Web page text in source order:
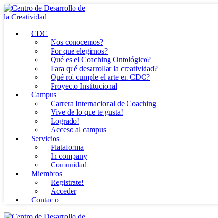
Skip
to
CDC
Nos conocemos?
Por qué elegirnos?
Qué es el Coaching Ontológico?
Para qué desarrollar la creatividad?
Qué rol cumple el arte en CDC?
Proyecto Institucional
Campus
Carrera Internacional de Coaching
Vive de lo que te gusta!
Logrado!
Acceso al campus
Servicios
Plataforma
In company
Comunidad
Miembros
Registrate!
Acceder
Contacto